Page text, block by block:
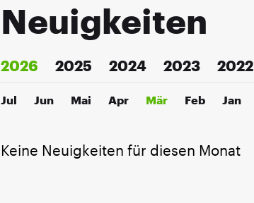
Neuigkeiten
2026 2025 2024 2023 2022
Jul Jun Mai Apr Mär Feb Jan
Keine Neuigkeiten für diesen Monat